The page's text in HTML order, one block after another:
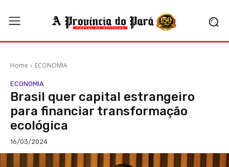
Home ECONOMIA
ECONOMIA
Brasil quer capital estrangeiro
para financiar transformação
ecológica
16/03/2024